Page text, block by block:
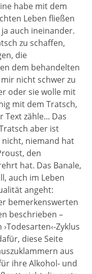
habe mit dem
Leben fließen
auch ineinander.
zu schaffen,
die
dem behandelten
nicht schwer zu
oder sie wolle mit
mit dem Tratsch,
Text zähle... Das
aber ist
nicht, niemand hat
den
hat. Das Banale,
auch im Leben
angeht:
bemerkenswerten
beschrieben –
Zyklus
diese Seite
aus
ihre Alkohol- und